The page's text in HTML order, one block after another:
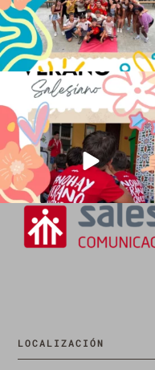
No hay verano sin que sea
💫 en Luz 4
...
0
LOCALIZACIÓN